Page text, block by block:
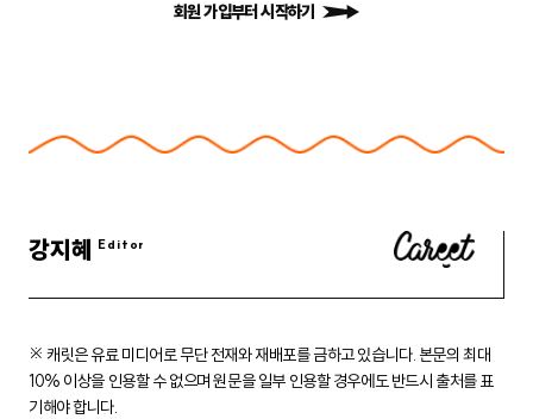
회원 가입부터 시작하기
강지혜
※ 캐릿은 유료 미디어로 무단 전재와 재배포를 금하고 있습니다. 본문의 최대
10% 이상을 인용할 수 없으며 원문을 일부 인용할 경우에도반드시 출처를 표
기해야 합니다.